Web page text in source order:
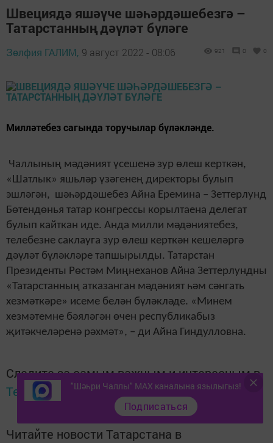
Швециядә яшәүче шәһәрдәшебезгә –
Татарстанның дәүләт бүләге
Зөлфия ГАЛИМ, 9 август 2022 - 08:06 921 0 0
Милләтебез сагында торучылар бүләкләнде.
Чаллының мәдәният үсешенә зур өлеш керткән,
«Шатлык» яшьләр үзәгенең директоры булып
эшләгән, шәһәрдәшебез Айна Еремина – Зеттерлунд
Бөтендөнья татар конгрессы корылтаена делегат
булып кайткан иде. Анда милли мәдәниятебез,
телебезне саклауга зур өлеш керткән кешеләргә
дәүләт бүләкләре тапшырылды. Татарстан
Президенты Рөстәм Миңнеханов Айна Зеттерлундны
«Татарстанның атказанган мәдәният һәм сәнгать
хезмәткәре» исеме белән бүләкләде. «Минем
хезмәтемне бәяләгән өчен республикабыз
җитәкчеләренә рәхмәт», – ди Айна Гиндулловна.
Следите за самым важным и интересным в
Telegram-канале Татмедиа
Читайте новости Татарстана в
"Шәһри Чаллы" MAX каналына язылыгыз!
Подписаться